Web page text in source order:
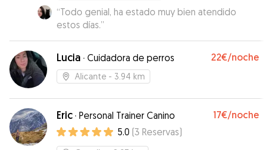
¡Un servicio excepcional! Blue lo pasó genial, y
nosotros pudimos relajarnos sabiendo que
“Todo genial, ha estado muy bien atendido
estos días.”
Lucia · Cuidadora de perros 22€/noche
Alicante - 3.94 km
Eric · Personal Trainer Canino 17€/noche
5.0 (3 Reservas)